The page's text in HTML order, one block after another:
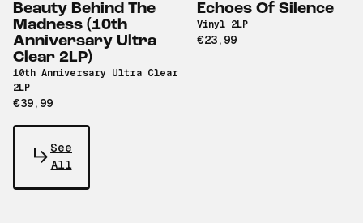
Beauty Behind The
Madness (10th
Anniversary Ultra
Clear 2LP)
10th Anniversary Ultra Clear
2LP
€39,99
Echoes Of Silence
Vinyl 2LP
€23,99
See
All